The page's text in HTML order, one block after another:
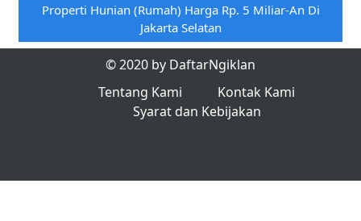
Properti Hunian (rumah) Harga Rp. 5 Miliar-An Di
Jakarta Selatan
© 2020 by DaftarNgiklan
Tentang Kami
Kontak Kami
Syarat dan Kebijakan